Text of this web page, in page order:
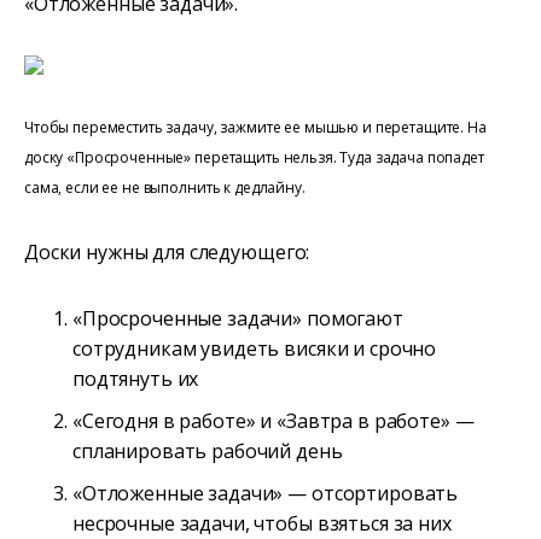
Чтобы переместить задачу, зажмите ее мышью и перетащите. На
доску «Просроченные» перетащить нельзя. Туда задача попадет
сама, если ее не выполнить к дедлайну.
Доски нужны для следующего:
«Просроченные задачи» помогают
сотрудникам увидеть висяки и срочно
подтянуть их
«Сегодня в работе» и «Завтра в работе» —
спланировать рабочий день
«Отложенные задачи» — отсортировать
несрочные задачи, чтобы взяться за них